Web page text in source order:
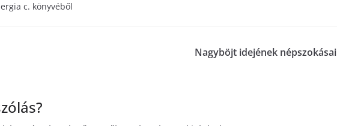
c. könyvéből
Nagyböjt idejének népszokásai